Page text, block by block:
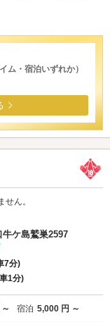
・宿泊いずれか）
せん。
ケ島鷲巣2597
7分)
1分)
宿泊 5,000 円 ～